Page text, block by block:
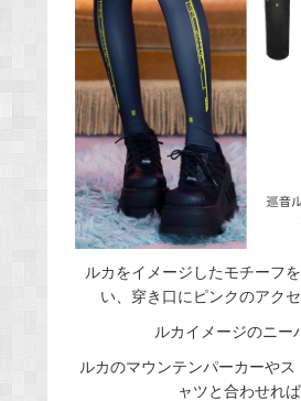
ルカをイメージしたモチーフ
い、穿き口にピンクのアク
ルカイメージのニー
ルカのマウンテンパーカーやス
ャツと合わせれば